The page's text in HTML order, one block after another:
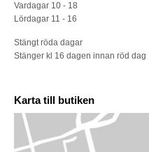
Vardagar 10 - 18
Lördagar 11 - 16
Stängt röda dagar
Stänger kl 16 dagen innan röd dag
Karta till butiken